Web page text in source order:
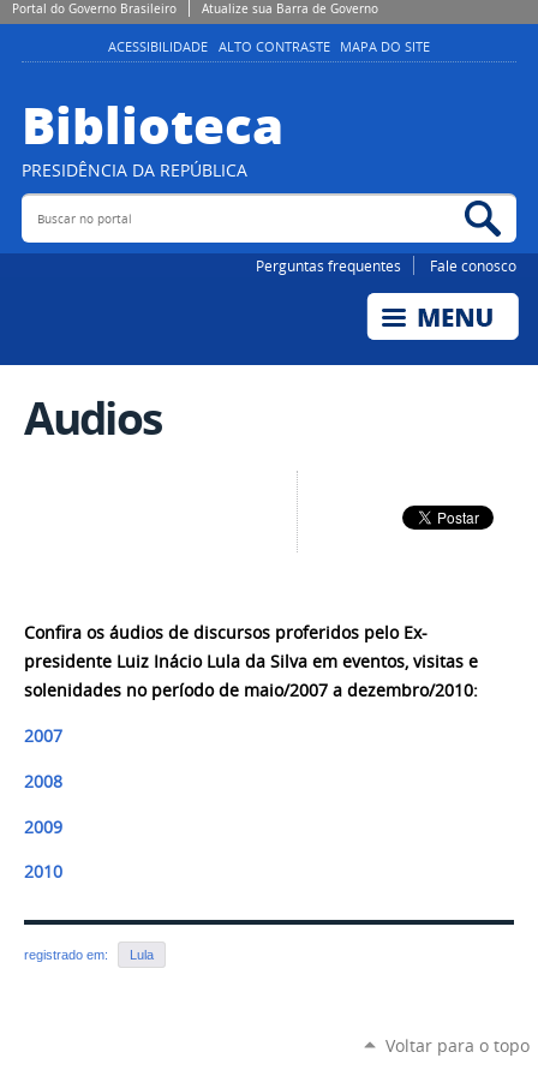
Portal do Governo Brasileiro Atualize sua Barra de Governo
ACESSIBILIDADE ALTO CONTRASTE MAPA DO SITE
Biblioteca
PRESIDÊNCIA DA REPÚBLICA
Buscar no portal
Perguntas frequentes Fale conosco
Audios
Confira os áudios de discursos proferidos pelo Ex-
presidente Luiz Inácio Lula da Silva em eventos, visitas e
solenidades no período de maio/2007 a dezembro/2010:
2007
2008
2009
2010
registrado em: Lula
Voltar para o topo